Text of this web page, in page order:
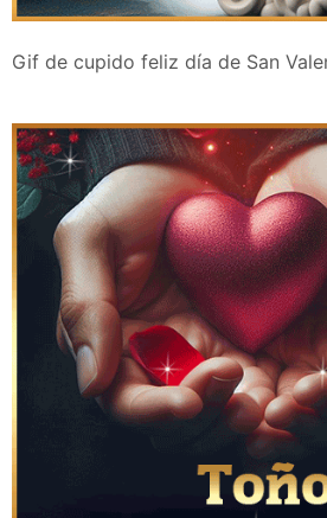
Gif de cupido feliz día de San